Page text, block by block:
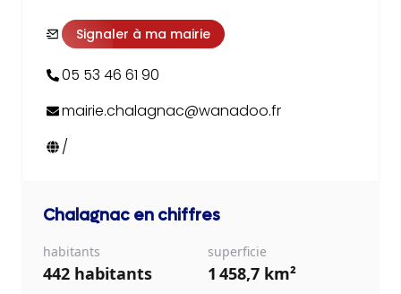
Signaler à ma mairie
05 53 46 61 90
mairie.chalagnac@wanadoo.fr
/
Chalagnac en chiffres
habitants
442 habitants
superficie
1 458,7 km²